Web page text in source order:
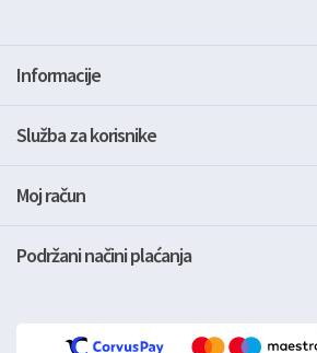
Informacije
Služba za korisnike
Moj račun
Podržani načini plaćanja